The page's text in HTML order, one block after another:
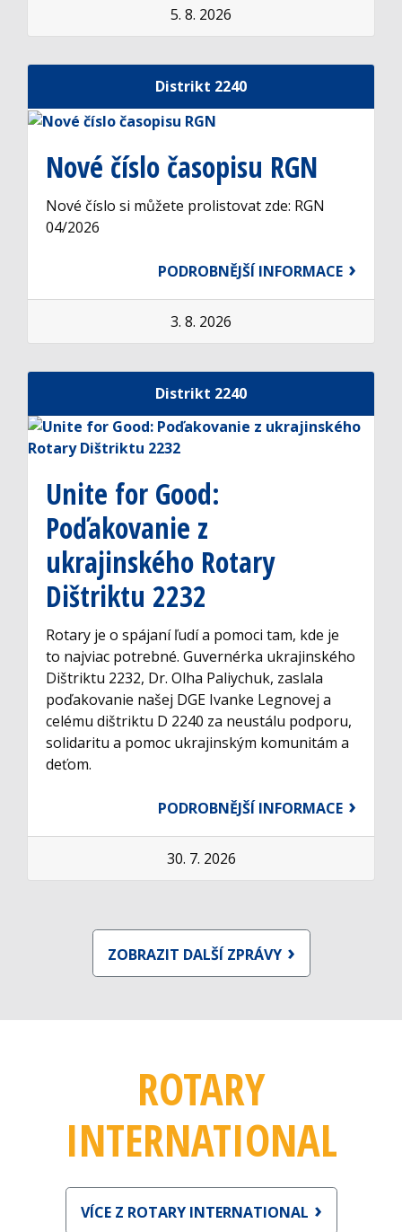
5. 8. 2026
Distrikt 2240
Nové číslo časopisu RGN
Nové číslo si můžete prolistovat zde: RGN
04/2026
PODROBNĚJŠÍ INFORMACE
3. 8. 2026
Distrikt 2240
Unite for Good:
Poďakovanie z
ukrajinského Rotary
Dištriktu 2232
Rotary je o spájaní ľudí a pomoci tam, kde je
to najviac potrebné. Guvernérka ukrajinského
Dištriktu 2232, Dr. Olha Paliychuk, zaslala
poďakovanie našej DGE Ivanke Legnovej a
celému dištriktu D 2240 za neustálu podporu,
solidaritu a pomoc ukrajinským komunitám a
deťom.
PODROBNĚJŠÍ INFORMACE
30. 7. 2026
ZOBRAZIT DALŠÍ ZPRÁVY
ROTARY
INTERNATIONAL
VÍCE Z ROTARY INTERNATIONAL